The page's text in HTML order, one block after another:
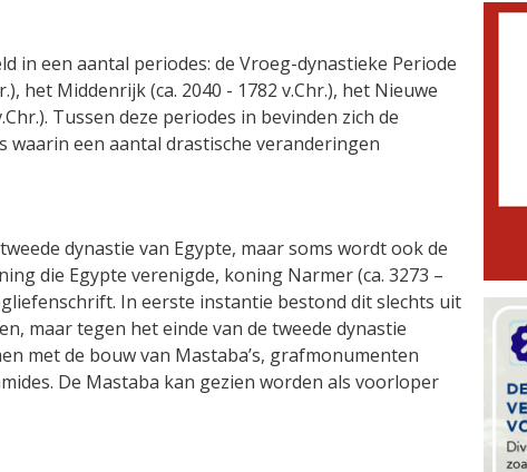
in een aantal periodes: de Vroeg-dynastieke Periode
het Middenrijk (ca. 2040 - 1782 v.Chr.), het Nieuwe
Tussen deze periodes in bevinden zich de
een aantal drastische veranderingen
dynastie van Egypte, maar soms wordt ook de
die Egypte verenigde, koning Narmer (ca. 3273 –
In eerste instantie bestond dit slechts uit
maar tegen het einde van de tweede dynastie
met de bouw van Mastaba’s, grafmonumenten
De Mastaba kan gezien worden als voorloper